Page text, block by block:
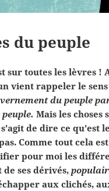
du peuple
sur toutes les lèvres !
vient rappeler le
du peuple
peuple.Mais les choses
de dire ce qu’est
Comme tout cela
pour moi les
de ses dérivés,
aux clichés,